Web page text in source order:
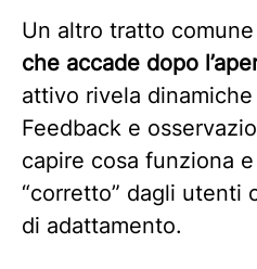
Un altro tratto
che accade dopo
attivo rivela
Feedback e
capire cosa funziona
“corretto” dagli utenti
di adattamento.